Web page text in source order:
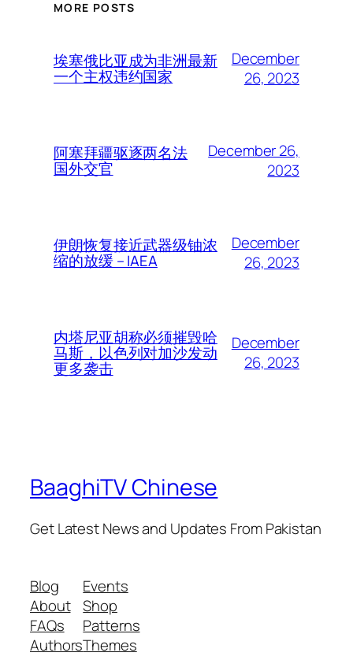
MORE POSTS
埃塞俄比亚成为非洲最新
一个主权违约国家
December
26, 2023
阿塞拜疆驱逐两名法
国外交官
December 26,
2023
伊朗恢复接近武器级铀浓
缩的放缓 – IAEA
December
26, 2023
内塔尼亚胡称必须摧毁哈
马斯，以色列对加沙发动
更多袭击
December
26, 2023
BaaghiTV Chinese
Get Latest News and Updates From Pakistan
Blog
About
FAQs
Authors
Events
Shop
Patterns
Themes